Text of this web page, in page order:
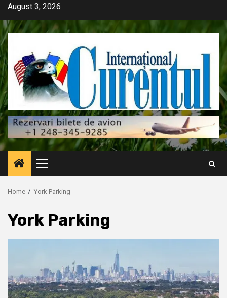
Skip
content
August 3, 2026
Primary
Menu
Home York Parking
York Parking